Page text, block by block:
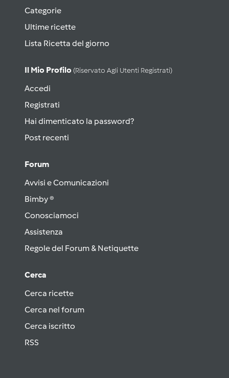
Categorie
Ultime ricette
Lista Ricetta del giorno
Il Mio Profilo (riservato Agli Utenti Registrati)
Accedi
Registrati
Hai dimenticato la password?
Post recenti
Forum
Avvisi e Comunicazioni
Bimby ®
Conosciamoci
Assistenza
Regole del Forum & Netiquette
Cerca
Cerca ricette
Cerca nel forum
Cerca iscritto
RSS